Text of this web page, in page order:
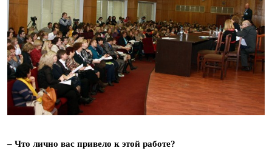
– Что лично вас привело к этой работе?